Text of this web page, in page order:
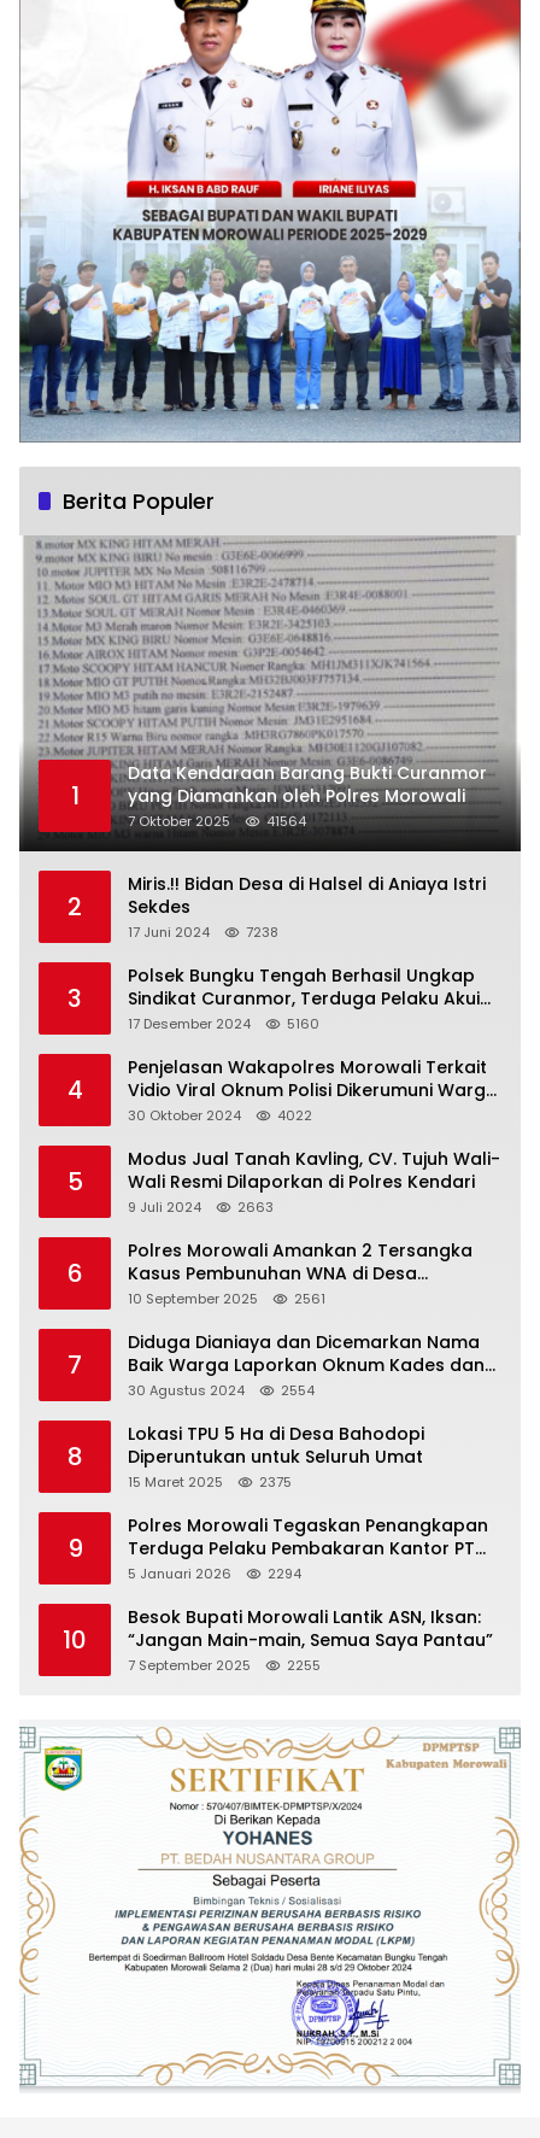
Berita Populer
1
Data Kendaraan Barang Bukti Curanmor
yang Diamankan oleh Polres Morowali
7 Oktober 2025 41564
2
Miris.!! Bidan Desa di Halsel di Aniaya Istri
Sekdes
17 Juni 2024 7238
3
Polsek Bungku Tengah Berhasil Ungkap
Sindikat Curanmor, Terduga Pelaku Akui
Beraksi di 7 Lokasi
17 Desember 2024 5160
4
Penjelasan Wakapolres Morowali Terkait
Vidio Viral Oknum Polisi Dikerumuni Warga
Bahodopi
30 Oktober 2024 4022
5
Modus Jual Tanah Kavling, CV. Tujuh Wali-
Wali Resmi Dilaporkan di Polres Kendari
9 Juli 2024 2663
6
Polres Morowali Amankan 2 Tersangka
Kasus Pembunuhan WNA di Desa
Topogaro
10 September 2025 2561
7
Diduga Dianiaya dan Dicemarkan Nama
Baik Warga Laporkan Oknum Kades dan
Oknum Polisi
30 Agustus 2024 2554
8
Lokasi TPU 5 Ha di Desa Bahodopi
Diperuntukan untuk Seluruh Umat
15 Maret 2025 2375
9
Polres Morowali Tegaskan Penangkapan
Terduga Pelaku Pembakaran Kantor PT
RCP Sesuai Prosedur
5 Januari 2026 2294
10
Besok Bupati Morowali Lantik ASN, Iksan:
“Jangan Main-main, Semua Saya Pantau”
7 September 2025 2255